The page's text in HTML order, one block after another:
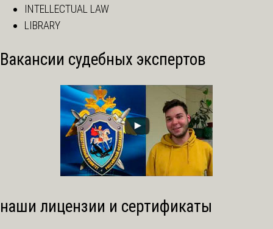
INTELLECTUAL LAW
LIBRARY
Вакансии судебных экспертов
наши лицензии и сертификаты